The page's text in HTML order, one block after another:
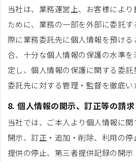
当社は、業務運営上、お客様によ
ために、業務の一部を外部に委託
際に業務委託先に個人情報を預け
合、十分な個人情報の保護の水準
定し、個人情報の保護に関する委託
委託先に対する管理・監督を徹底い
8. 個人情報の開示、訂正等の請求
当社では、ご本人より個人情報に
開示、訂正・追加・削除、利用の
提供の停止、第三者提供記録の開示